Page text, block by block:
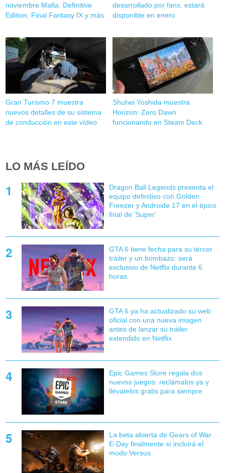
noviembre Mafia: Definitive
Edition, Final Fantasy IX y más
desarrollado por fans, estará
disponible en enero
Gran Turismo 7 muestra
nuevos detalles de su sistema
de conducción en este vídeo
Shuhei Yoshida muestra
Horizon: Zero Dawn
funcionando en Steam Deck
LO MÁS LEÍDO
Dragon Ball Legends presenta el
equipo definitivo con Golden
Freezer y Androide 17 en el épico
final de 'Super'
GTA 6 tiene fecha para su tercer
tráiler y un bombazo: será
exclusivo de Netflix durante 6
horas
GTA 6 ya ha actualizado su web
oficial con una nueva imagen
antes de lanzar su tráiler
extendido en Netflix
Epic Games Store regala dos
nuevos juegos: reclámalos ya y
llévatelos gratis para siempre
La beta abierta de Gears of War
E-Day finalmente sí incluirá el
modo Versus